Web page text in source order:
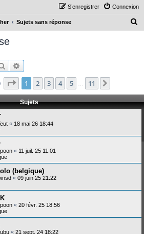
Connexion
S’enregistrer
Sujets sans réponse
c
h
Rechercher
Page 1sur11
1 2 3 4 5 11
Sujets
« 18 mai 26 18:44
« 11 juil. 25 11:01
(belgique)
« 09 juin 25 21:22
« 20 févr. 25 18:56
« 21 sept. 24 18:22